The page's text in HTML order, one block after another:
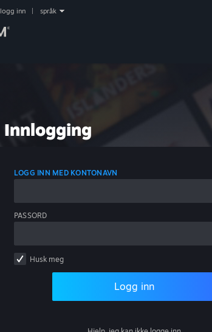
logg inn språk
Innlogging
LOGG INN MED KONTONAVN
PASSORD
Husk meg
Logg inn